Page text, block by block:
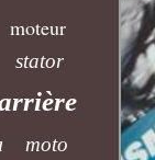
moteur
stator
moto